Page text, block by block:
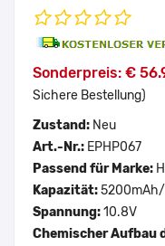
Sonderpreis: €
Sichere Bestellung)
Zustand: Neu
Art.-Nr.: EPHP067
Passend für Marke:
Kapazität:5200mAh/
Spannung:10.8V
Chemischer Aufbau